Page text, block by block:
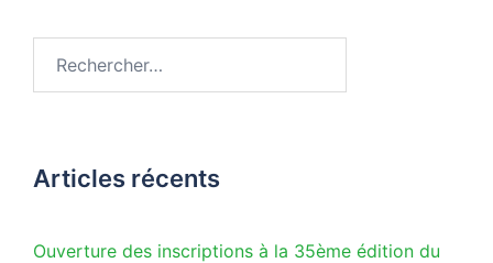
Articles récents
Ouverture des inscriptions à la 35ème édition du